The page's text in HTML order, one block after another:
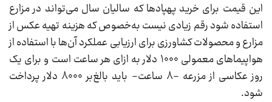
این قیمت برای خرید پهپادها که سالیان سال می‌تواند در مزارع
استفاده شود رقم زیادی نیست به‌خصوص که هزینه تهیه عکس از
مزارع و محصولات کشاورزی برای ارزیابی عملکرد آن‌ها با استفاده از
هواپیماهای معمولی 1000 دلار به ازای هر ساعت است و برای یک
روز عکاسی از مزرعه -8 ساعت- باید بالغ‌بر 8000 دلار پرداخت
شود.